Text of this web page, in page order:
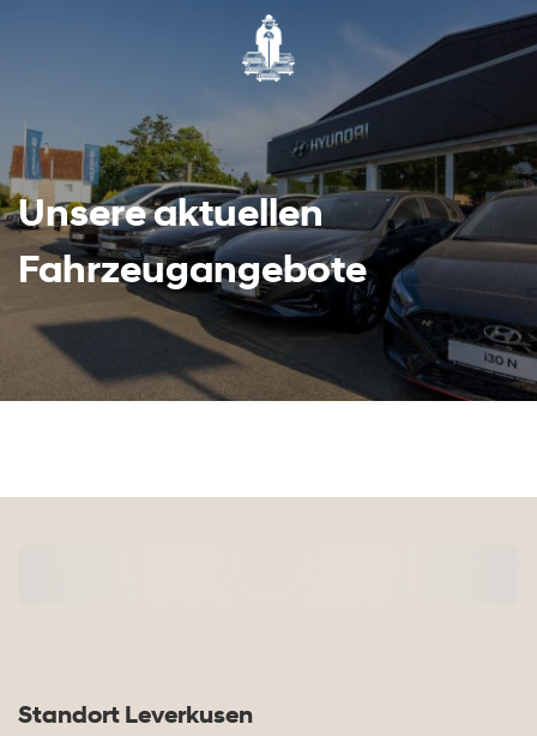
Unsere aktuellen
Fahrzeugangebote
Standort Leverkusen